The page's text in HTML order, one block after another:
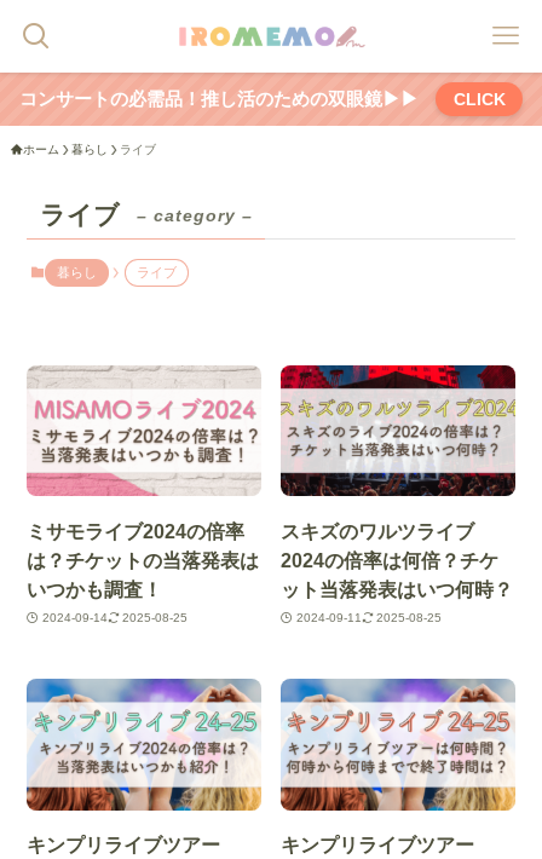
コンサートの必需品！推し活のための双眼鏡▶▶ CLICK
ホーム 暮らし ライブ
ライブ – category –
暮らし ライブ
ミサモライブ2024の倍率
は？チケットの当落発表は
いつかも調査！
2024-09-14 2025-08-25
スキズのワルツライブ
2024の倍率は何倍？チケ
ット当落発表はいつ何時？
2024-09-11 2025-08-25
キンプリライブツアー
キンプリライブツアー